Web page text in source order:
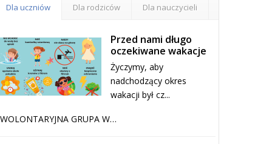
Dla uczniów Dla rodziców Dla nauczycieli
Przed nami długo
oczekiwane wakacje
Życzymy, aby
nadchodzący okres
wakacji był cz...
WOLONTARYJNA GRUPA W…